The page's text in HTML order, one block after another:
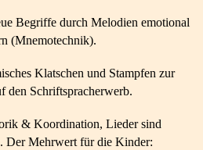
Begriffe durch Melodien emotional
(Mnemotechnik).
Klatschen und Stampfen zur
den Schriftspracherwerb.
& Koordination, Lieder sind
Der Mehrwert für die Kinder: